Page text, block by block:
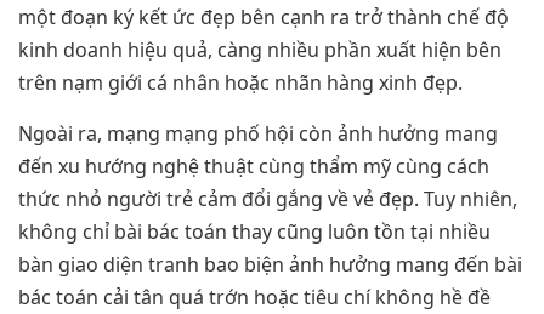
một đoạn ký kết ức đẹp bên cạnh ra trở thành chế độ
kinh doanh hiệu quả, càng nhiều phần xuất hiện bên
trên nạm giới cá nhân hoặc nhãn hàng xinh đẹp.
Ngoài ra, mạng mạng phố hội còn ảnh hưởng mang
đến xu hướng nghệ thuật cùng thẩm mỹ cùng cách
thức nhỏ người trẻ cảm đổi gắng về vẻ đẹp. Tuy nhiên,
không chỉ bài bác toán thay cũng luôn tồn tại nhiều
bàn giao diện tranh bao biện ảnh hưởng mang đến bài
bác toán cải tân quá trớn hoặc tiêu chí không hề đề